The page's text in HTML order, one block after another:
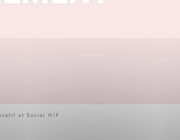
et Social H/F